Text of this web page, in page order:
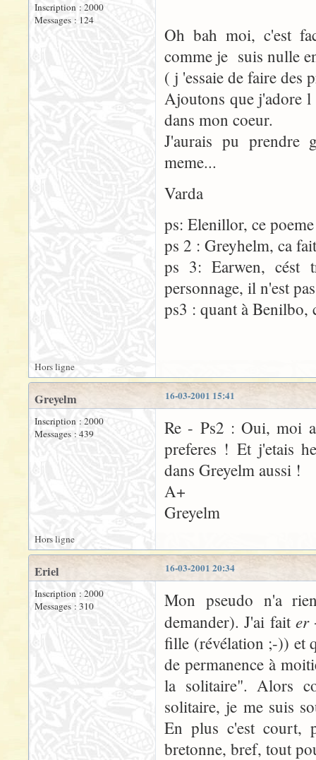
Inscription : 2000
Messages : 124
Oh bah moi, c'est
comme je suis nulle
( j 'essaie de faire des
Ajoutons que j'adore
dans mon coeur.
J'aurais pu prendre
meme...
Varda
ps: Elenillor, ce
ps 2 : Greyhelm, ca
ps 3: Earwen, cést
personnage, il n'est
ps3 : quant à Benilbo,
Hors ligne
16-03-2001 15:41
Greyelm
Inscription : 2000
Messages : 439
Re - Ps2 : Oui, moi
preferes ! Et j'etais
dans Greyelm aussi !
A+
Greyelm
Hors ligne
16-03-2001 20:34
Eriel
Inscription : 2000
Messages : 310
Mon pseudo n'a
demander). J'ai faiter
fille (révélation ;-)) et
de permanence à
la solitaire". Alors
solitaire, je me suis
En plus c'est court,
bretonne, bref, tout